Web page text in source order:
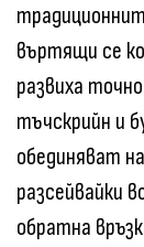
въртящи се
развиха
тъчскрийн и
обединяват
разсейвайки
обратна